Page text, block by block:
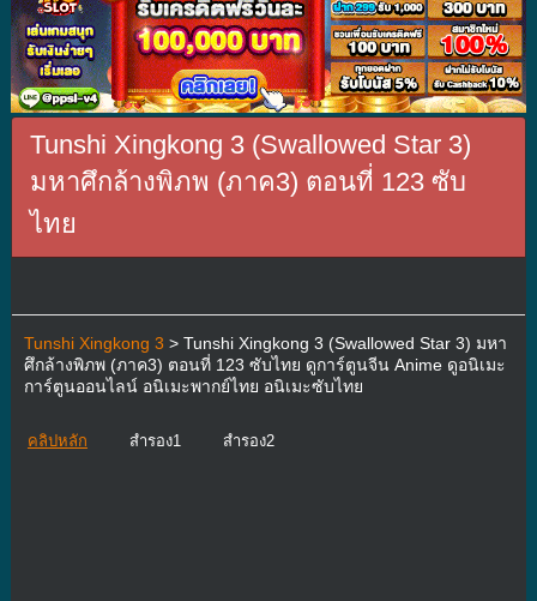
Tunshi Xingkong 3 (Swallowed Star 3)
มหาศึกล้างพิภพ (ภาค3) ตอนที่ 123 ซับ
ไทย
Tunshi Xingkong 3 > Tunshi Xingkong 3 (Swallowed Star 3) มหา
ศึกล้างพิภพ (ภาค3) ตอนที่ 123 ซับไทย ดูการ์ตูนจีน Anime ดูอนิเมะ
การ์ตูนออนไลน์ อนิเมะพากย์ไทย อนิเมะซับไทย
คลิปหลัก สำรอง1 สำรอง2